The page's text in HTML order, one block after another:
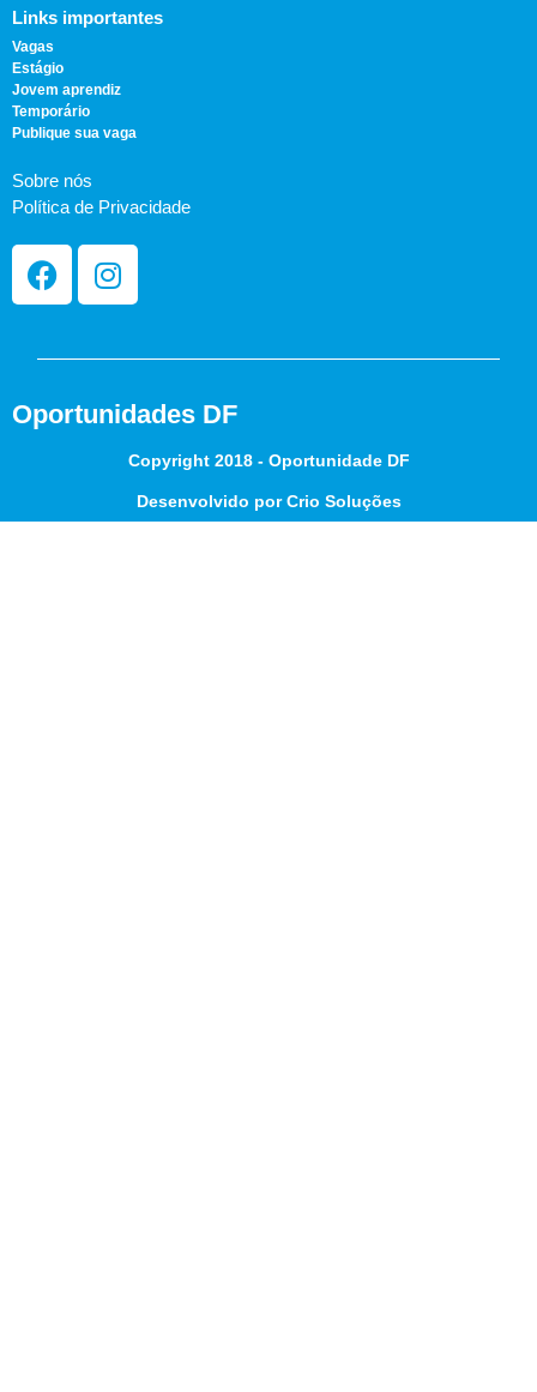
Links importantes
Vagas
Estágio
Jovem aprendiz
Temporário
Publique sua vaga
Sobre nós
Política de Privacidade
Oportunidades DF
Copyright 2018 - Oportunidade DF
Desenvolvido por Crio Soluções